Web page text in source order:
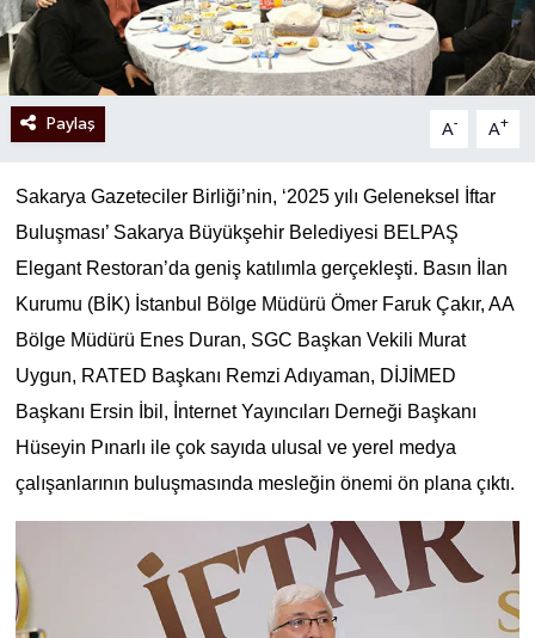
Paylaş A- A+
Sakarya Gazeteciler Birliği’nin, ‘2025 yılı Geleneksel İftar
Buluşması’ Sakarya Büyükşehir Belediyesi BELPAŞ
Elegant Restoran’da geniş katılımla gerçekleşti. Basın İlan
Kurumu (BİK) İstanbul Bölge Müdürü Ömer Faruk Çakır, AA
Bölge Müdürü Enes Duran, SGC Başkan Vekili Murat
Uygun, RATED Başkanı Remzi Adıyaman, DİJİMED
Başkanı Ersin İbil, İnternet Yayıncıları Derneği Başkanı
Hüseyin Pınarlı ile çok sayıda ulusal ve yerel medya
çalışanlarının buluşmasında mesleğin önemi ön plana çıktı.